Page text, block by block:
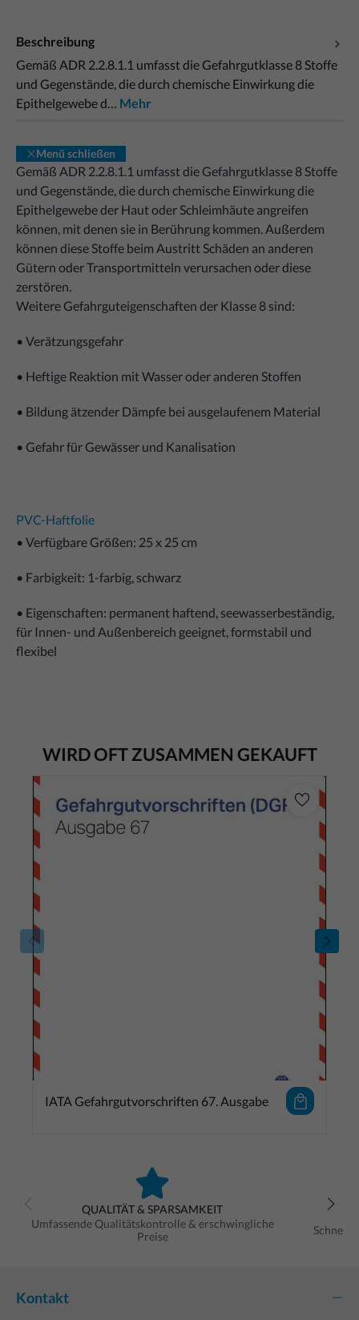
Beschreibung
Gemäß ADR 2.2.8.1.1 umfasst die Gefahrgutklasse 8 Stoffe
und Gegenstände, die durch chemische Einwirkung die
Epithelgewebe d… Mehr
Menü schließen
Gemäß ADR 2.2.8.1.1 umfasst die Gefahrgutklasse 8 Stoffe
und Gegenstände, die durch chemische Einwirkung die
Epithelgewebe der Haut oder Schleimhäute angreifen
können, mit denen sie in Berührung kommen. Außerdem
können diese Stoffe beim Austritt Schäden an anderen
Gütern oder Transportmitteln verursachen oder diese
zerstören.
Weitere Gefahrguteigenschaften der Klasse 8 sind:
• Verätzungsgefahr
• Heftige Reaktion mit Wasser oder anderen Stoffen
• Bildung ätzender Dämpfe bei ausgelaufenem Material
• Gefahr für Gewässer und Kanalisation
PVC-Haftfolie
• Verfügbare Größen: 25 x 25 cm
• Farbigkeit: 1-farbig, schwarz
• Eigenschaften: permanent haftend, seewasserbeständig,
für Innen- und Außenbereich geeignet, formstabil und
flexibel
WIRD OFT ZUSAMMEN GEKAUFT
IATA Gefahrgutvorschriften 67. Ausgabe
QUALITÄT & SPARSAMKEIT
Umfassende Qualitätskontrolle & erschwingliche
Preise
Schnelle
Kontakt